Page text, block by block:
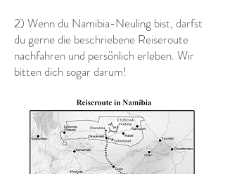
2) Wenn du Namibia-Neuling bist, darfst
du gerne die beschriebene Reiseroute
nachfahren und persönlich erleben. Wir
bitten dich sogar darum!